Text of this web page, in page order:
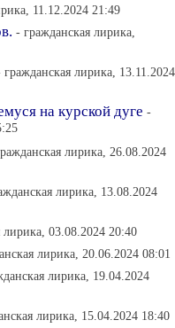
11.12.2024 21:49
- гражданская лирика,
гражданская лирика, 13.11.2024
на курской дуге -
лирика, 26.08.2024
лирика, 13.08.2024
лирика, 03.08.2024 20:40
лирика, 20.06.2024 08:01
лирика, 19.04.2024
лирика, 15.04.2024 18:40